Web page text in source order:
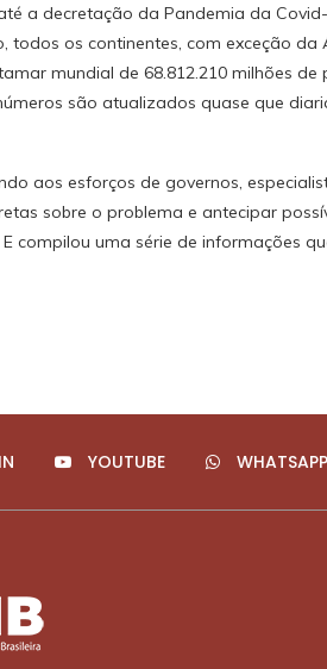
a decretação da Pandemia da
todos os continentes, com exceção
mundial de 68.812.210 milhões de
são atualizados quase que
aos esforços de governos,
sobre o problema e antecipar
compilou uma série de informações
YOUTUBE WHATSAPP